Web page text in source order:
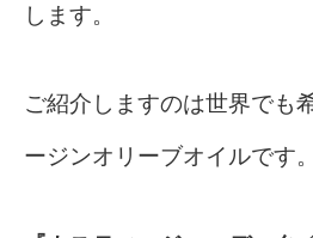
します。
ご紹介しますのは世界でも
ージンオリーブオイルです。